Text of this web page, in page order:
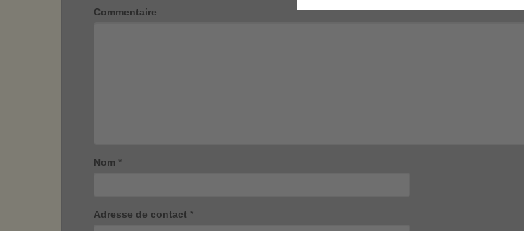
Commentaire
Nom *
Adresse de contact *